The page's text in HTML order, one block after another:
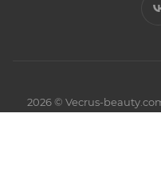
2026 © Vecrus-